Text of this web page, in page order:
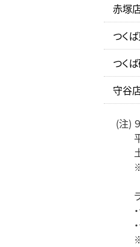
赤塚
つく
つく
守谷
(注)